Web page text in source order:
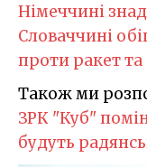
Німеччині
Словаччині
проти ракет та
Також ми
ЗРК "Куб"
будуть